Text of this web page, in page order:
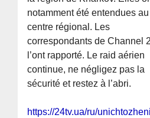
notamment été entendues au
centre régional. Les
correspondants de Channel
l’ont rapporté. Le raid aérien
continue, ne négligez pas la
sécurité et restez à l’abri.
https://24tv.ua/ru/